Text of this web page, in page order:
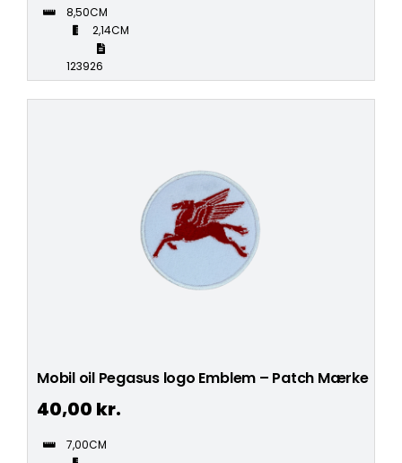
8,50CM
2,14CM
123926
Mobil oil Pegasus logo Emblem – Patch Mærke
40,00 kr.
7,00CM